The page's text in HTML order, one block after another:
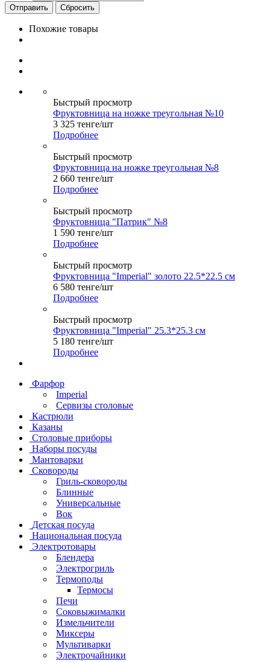
Сбросить
Похожие товары
Быстрый просмотр
Фруктовница на ножке треугольная №10
3 325 тенге/шт
Подробнее
Быстрый просмотр
Фруктовница на ножке треугольная №8
2 660 тенге/шт
Подробнее
Быстрый просмотр
Фруктовница "Патрик" №8
1 590 тенге/шт
Подробнее
Быстрый просмотр
Фруктовница "Imperial" золото 22.5*22.5 см
6 580 тенге/шт
Подробнее
Быстрый просмотр
Фруктовница "Imperial" 25.3*25.3 см
5 180 тенге/шт
Подробнее
Фарфор
Imperial
Сервизы столовые
Кастрюли
Казаны
Столовые приборы
Наборы посуды
Мантоварки
Сковороды
Гриль-сковороды
Блинные
Универсальные
Вок
Детская посуда
Национальная посуда
Электротовары
Блендера
Электрогриль
Термоподы
Термосы
Печи
Соковыжималки
Измельчители
Миксеры
Мультиварки
Электрочайники